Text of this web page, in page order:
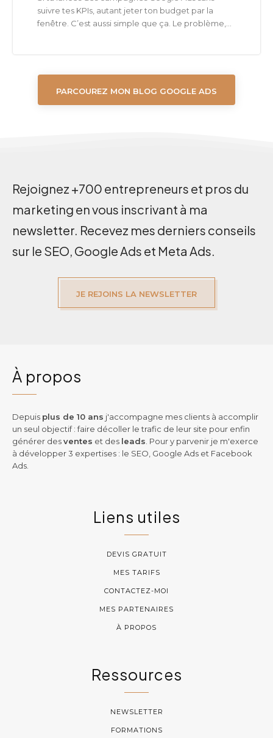
suivre tes KPIs, autant jeter ton budget par la
fenêtre. C’est aussi simple que ça. Le problème,...
PARCOUREZ MON BLOG GOOGLE ADS
Rejoignez +700 entrepreneurs et pros du
marketing en vous inscrivant à ma
newsletter. Recevez mes derniers conseils
sur le SEO, Google Ads et Meta Ads.
JE REJOINS LA NEWSLETTER
À propos
Depuis plus de 10 ans j'accompagne mes clients à accomplir
un seul objectif : faire décoller le trafic de leur site pour enfin
générer desventes et des leads . Pour y parvenir je m'exerce
à développer 3 expertises : le SEO, Google Ads et Facebook
Ads.
Liens utiles
DEVIS GRATUIT
MES TARIFS
CONTACTEZ-MOI
MES PARTENAIRES
À PROPOS
Ressources
NEWSLETTER
FORMATIONS